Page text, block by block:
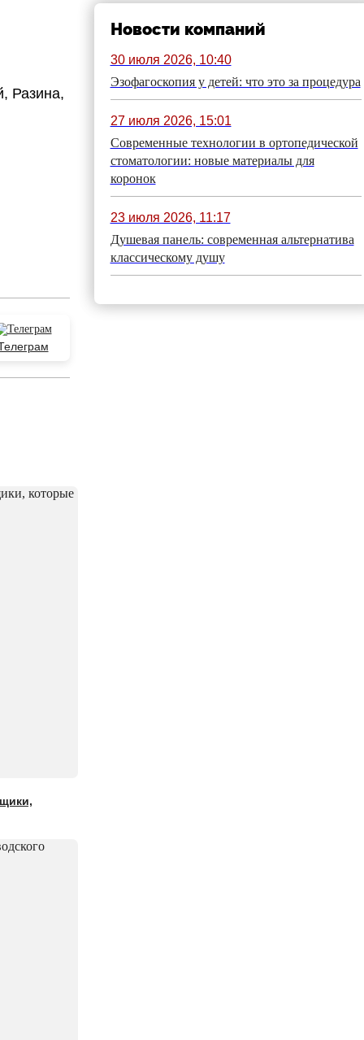
Разина,
Новости компаний
30 июля 2026, 10:40
Эзофагоскопия у детей: что это за процедура
27 июля 2026, 15:01
Современные технологии в ортопедической
стоматологии: новые материалы для
коронок
23 июля 2026, 11:17
Душевая панель: современная альтернатива
классическому душу